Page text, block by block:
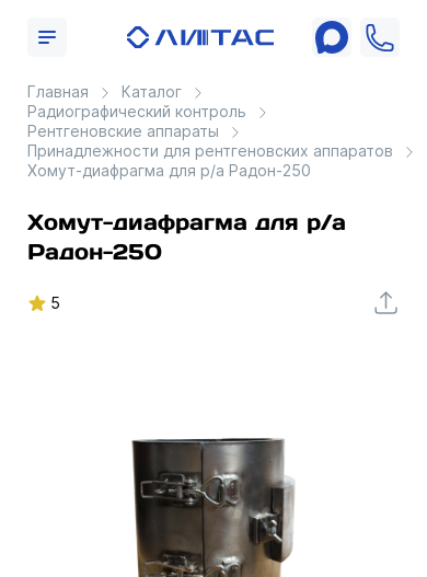
Главная
Каталог
Радиографический контроль
Рентгеновские аппараты
Принадлежности для рентгеновских аппаратов
Хомут-диафрагма для р/а Радон-250
Хомут-диафрагма для р/а
Радон-250
5